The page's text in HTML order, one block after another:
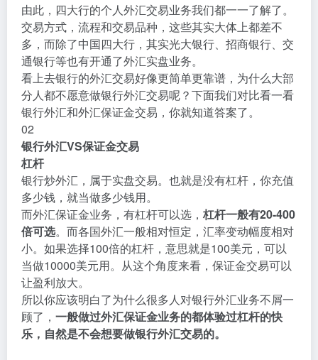
由此，四大行的个人外汇交易业务我们都一一了解了。
交易方式，流程和交易品种，这些其实大体上都差不
多，而除了中国四大行，其实光大银行、招商银行、交
通银行等也有开通了外汇实盘业务。
看上去银行的外汇交易好像更简单更靠谱，为什么大部
分人都不愿意做银行外汇交易呢？下面我们对比看一看
银行外汇和外汇保证金交易，你就知道答案了。
02
银行外汇VS保证金交易
杠杆
银行炒外汇，属于实盘交易。也就是没有杠杆，你充值
多少钱，就当做多少钱用。
而外汇保证金业务，有杠杆可以选， 杠杆一般有20-400
倍可选。而各国外汇一般相对恒定，汇率变动幅度相对
小。如果选择100倍的杠杆，意思就是100美元，可以
当做10000美元用。从这个角度来看，保证金交易可以
让盈利放大。
所以你应该明白了为什么很多人对银行外汇业务不屑一
顾了， 一般做过外汇保证金业务的都体验过杠杆的快
乐，自然是不会想要做银行外汇交易的。